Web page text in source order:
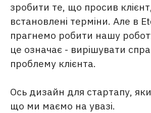
зробити те, що просив
встановлені терміни. Але в
прагнемо робити нашу
це означає - вирішувати
проблему клієнта.
Ось дизайн для стартапу,
що ми маємо на увазі.